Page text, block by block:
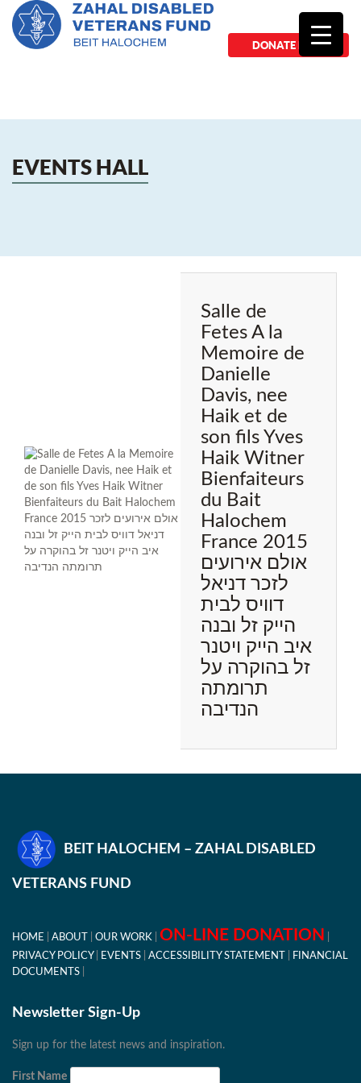
DONATE NOW
EVENTS HALL
Salle de
Fetes A la
Memoire de
Danielle
Davis, nee
Haik et de
son fils Yves
Haik Witner
Bienfaiteurs
du Bait
Halochem
France 2015
אולם אירועים
לזכר דניאל
דוויס לבית
הייק זל ובנה
איב הייק ויטנר
זל בהוקרה על
תרומתה
הנדיבה
BEIT HALOCHEM – ZAHAL DISABLED
VETERANS FUND
HOME ABOUT OUR WORK ON-LINE DONATION
PRIVACY POLICY EVENTS ACCESSIBILITY STATEMENT
FINANCIAL
DOCUMENTS
Newsletter Sign-Up
Sign up for the latest news and inspiration.
First Name